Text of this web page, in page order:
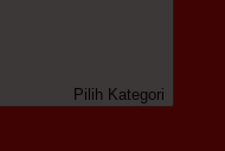
Pilih Kategori